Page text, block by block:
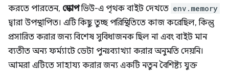
করতে পারতেন, স্কোপভিউ-এ পৃথক বাইট দেখতে env.memory
দ্বারা উপস্থাপিত। এটি কিছু তুচ্ছ পরিস্থিতিতে কাজ করেছিল, কিন্তু
প্রসারিত করার জন্য বিশেষ সুবিধাজনক ছিল না এবং বাইট মান
ব্যতীত অন্য ফর্ম্যাটে ডেটা পুনঃব্যাখ্যা করার অনুমতি দেয়নি।
আমরা এটিতে সাহায্য করার জন্য একটি নতুন বৈশিষ্ট্য যুক্ত